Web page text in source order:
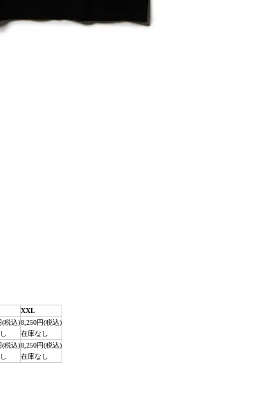
XXL
(税込)8,250円(税込)
在庫なし
(税込)8,250円(税込)
在庫なし